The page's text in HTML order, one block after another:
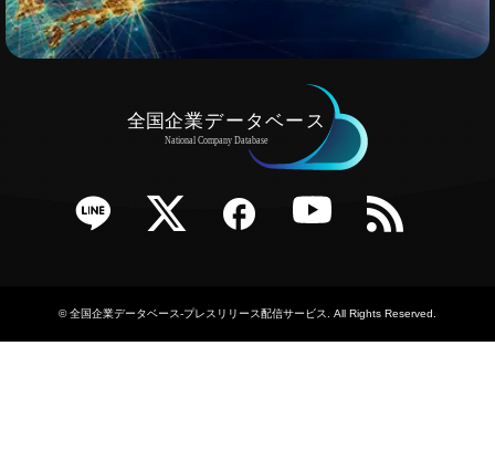
Twitter Facebook YouTube RSS
©全国企業データベース-プレスリリース配信サービス . All Rights Reserved.